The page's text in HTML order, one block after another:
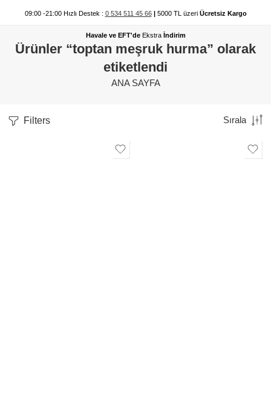
09:00 -21:00 Hızlı Destek : 0 534 511 45 66 |5000 TL üzeri Ücretsiz Kargo
Havale ve EFT'de Ekstraİndirim
Ürünler “toptan meşruk hurma” olarak
etiketlendi
ANA SAYFA
Filters Sırala